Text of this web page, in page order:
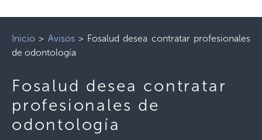
Inicio > Avisos> Fosalud desea contratar profesionales
de odontología
Fosalud desea contratar
profesionales de
odontología